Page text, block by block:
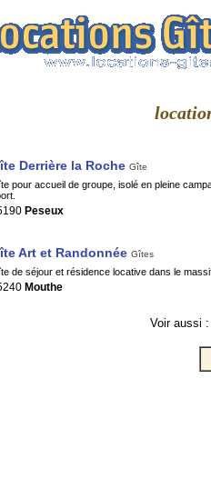
Derrière la Roche Gîte
pour accueil de groupe, isolé en pleine
Peseux
Art et Randonnée Gîtes
de séjour et résidence locative dans le
Mouthe
Voir aussi